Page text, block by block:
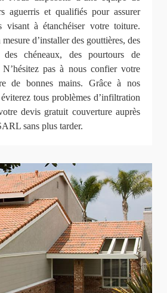
aguerris et qualifiés pour assurer
visant à étanchéiser votre toiture.
d’installer des gouttières, des
chéneaux, des pourtours de
pas à nous confier votre
de bonnes mains. Grâce à nos
tous problèmes d’infiltration
devis gratuit couverture auprès
sans plus tarder.